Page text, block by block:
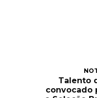
Talento
convocado